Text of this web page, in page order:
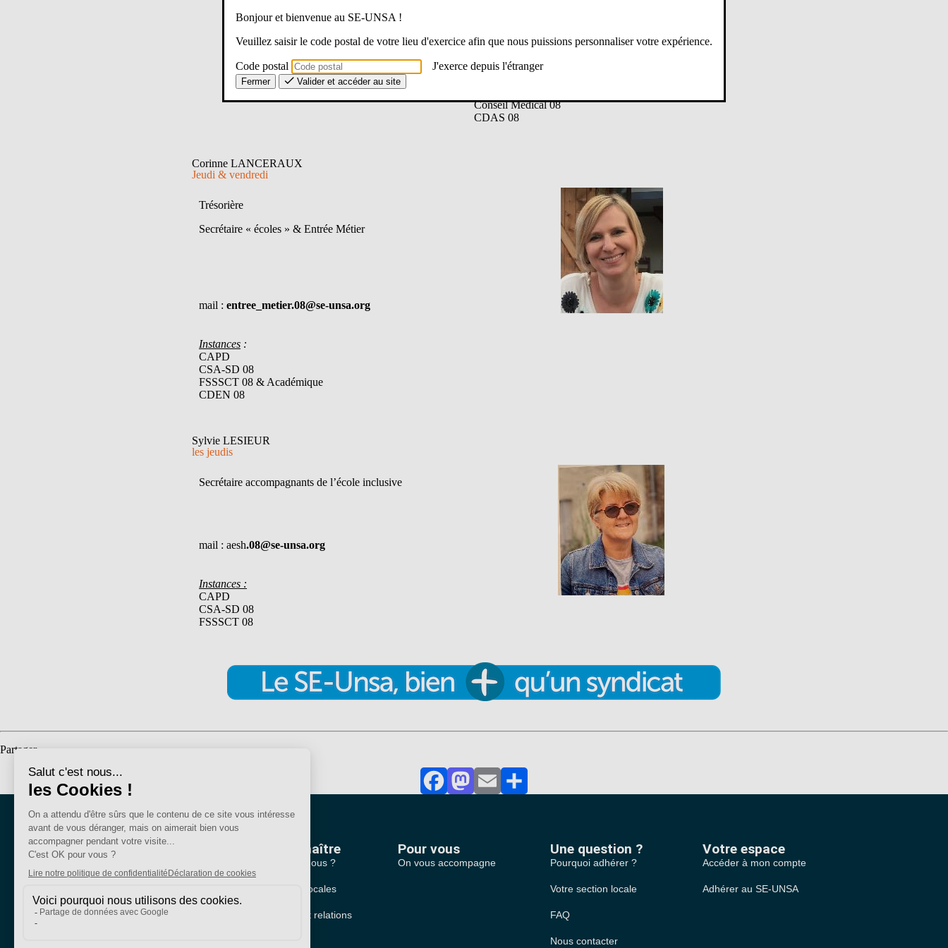
Instances :
CSA-SD 08
Conseil Médical 08
CDAS 08
Corinne LANCERAUX
Jeudi & vendredi
Trésorière
Secrétaire « écoles » & Entrée Métier
mail : entree_metier.08@se-unsa.org
Instances :
CAPD
CSA-SD 08
FSSSCT 08 & Académique
CDEN 08
Sylvie LESIEUR
les jeudis
Secrétaire accompagnants de l’école inclusive
mail : aesh.08@se-unsa.org
Instances :
CAPD
CSA-SD 08
FSSSCT 08
Partager
FacebookMastodon
EmailPartager
Bien plus qu'un
Nous connaître
Qui sommes-nous ?
Nos sections locales
Partenariats et relations
Pour vous
On vous accompagne
Une question ?
Pourquoi adhérer ?
Votre section locale
FAQ
Nous contacter
Votre espace
Accéder à mon compte
Adhérer au SE-UNSA
Bonjour et bienvenue au SE-UNSA !
Veuillez saisir le code postal de votre lieu d'exercice afin que nous puissions personnaliser votre expérience.
Code postal J'exerce depuis l'étranger
Fermer Valider et accéder au site